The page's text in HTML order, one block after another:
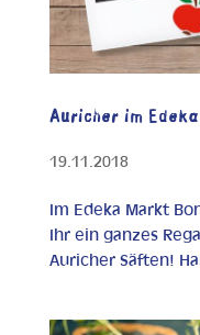
Auricher im
19.11.2018
Im Edeka Markt
Ihr ein ganzes
Auricher Säften!